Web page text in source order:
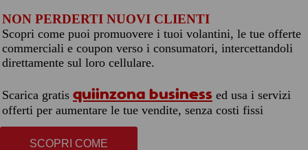
NON PERDERTI NUOVI CLIENTI
Scopri come puoi promuovere i tuoi volantini, le tue offerte
commerciali e coupon verso i consumatori, intercettandoli
direttamente sul loro cellulare.
Scarica gratis quiinzona business ed usa i servizi
offerti per aumentare le tue vendite, senza costi fissi
SCOPRI COME